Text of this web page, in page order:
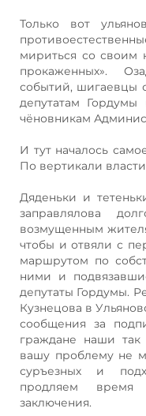
Только вот
мириться со своим
прокаженных».
событий, шигаевцы
депутатам
чёновникам
И тут началось
По вертикали
Дяденьки и
заправлялова
возмущенным
чтобы и отвяли с
маршрутом по
ними и
депутаты Гордумы.
Кузнецова в
сообщения за
граждане наши
вашу проблему не
суръезных и
продляем
заключения.